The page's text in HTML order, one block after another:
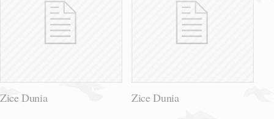
Zice Dunia Zice Dunia